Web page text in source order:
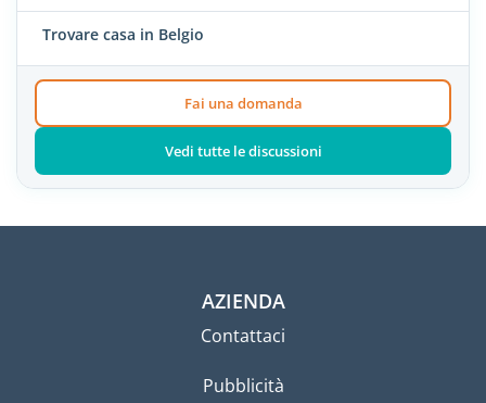
Trovare casa in Belgio
Fai una domanda
Vedi tutte le discussioni
AZIENDA
Contattaci
Pubblicità